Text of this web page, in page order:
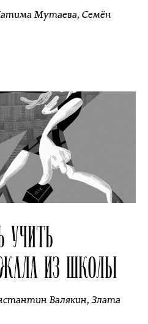
Мутаева, Семён
ИЗ ШКОЛЫ
Валякин,Злата